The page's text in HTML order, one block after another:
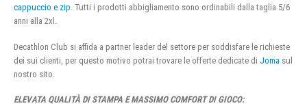
cappuccio e zip. Tutti i prodotti abbigliamento sono ordinabili dalla taglia 5/6
anni alla 2xl.
Decathlon Club si affida a partner leader del settore per soddisfare le richieste
dei sui clienti, per questo motivo potrai trovare le offerte dedicate di Joma sul
nostro sito.
ELEVATA QUALITÀ DI STAMPA E MASSIMO COMFORT DI GIOCO: